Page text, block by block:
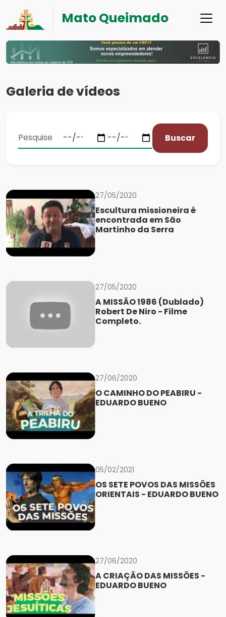
Mato Queimado
Galeria de vídeos
Buscar
27/05/2020
Escultura missioneira é
encontrada em São
Martinho da Serra
27/05/2020
A MISSÃO 1986 (Dublado)
Robert De Niro - Filme
Completo.
27/06/2020
O CAMINHO DO PEABIRU -
EDUARDO BUENO
05/02/2021
OS SETE POVOS DAS MISSÕES
ORIENTAIS - EDUARDO BUENO
27/06/2020
A CRIAÇÃO DAS MISSÕES -
EDUARDO BUENO